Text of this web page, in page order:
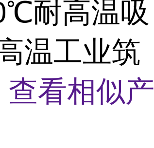
耐高温吸
温工业筑
查看相似产